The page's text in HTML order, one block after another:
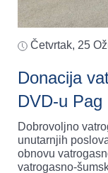
Četvrtak, 25
Donacija
DVD-u Pag
Dobrovoljno
unutarnjih
obnovu